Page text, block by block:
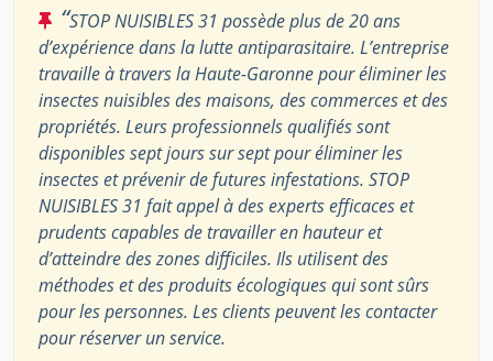
“STOP NUISIBLES 31 possède plus de 20 ans
d’expérience dans la lutte antiparasitaire. L’entreprise
travaille à travers la Haute-Garonne pour éliminer les
insectes nuisibles des maisons, des commerces et des
propriétés. Leurs professionnels qualifiés sont
disponibles sept jours sur sept pour éliminer les
insectes et prévenir de futures infestations. STOP
NUISIBLES 31 fait appel à des experts efficaces et
prudents capables de travailler en hauteur et
d’atteindre des zones difficiles. Ils utilisent des
méthodes et des produits écologiques qui sont sûrs
pour les personnes. Les clients peuvent les contacter
pour réserver un service.